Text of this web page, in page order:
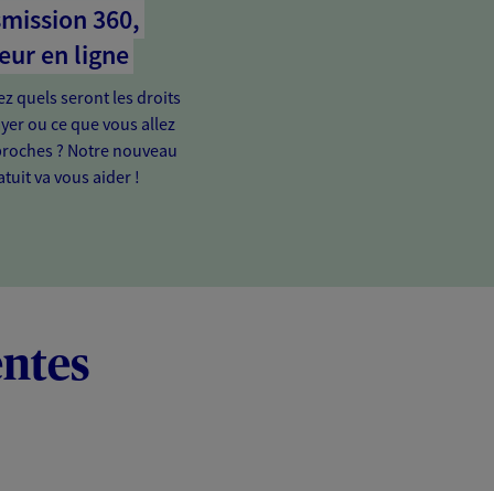
360,
en ligne
quels seront les droits
ou ce que vous allez
? Notre nouveau
va vous aider !